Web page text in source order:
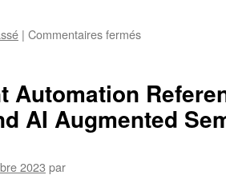
| Commentaires ferméssur
Shine
at
Intel®
Automation
AI Augmented
2023 par